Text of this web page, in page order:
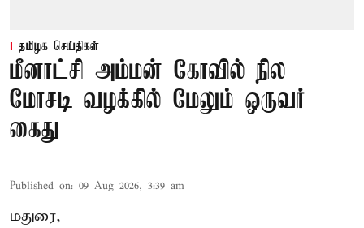
தமிழக செய்திகள்
மீனாட்சி அம்மன் கோவில் நில
மோசடி வழக்கில் மேலும் ஒருவர்
கைது
Published on: 09 Aug 2026, 3:39 am
மதுரை,